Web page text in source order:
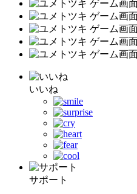
いいね
サポート